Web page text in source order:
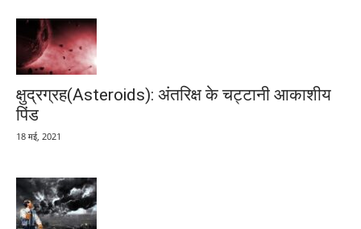
क्षुद्रग्रह(Asteroids): अंतरिक्ष के चट्टानी आकाशीय
पिंड
18 मई, 2021